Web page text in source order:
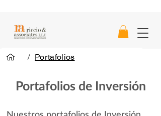
/ Portafolios
Portafolios de Inversión